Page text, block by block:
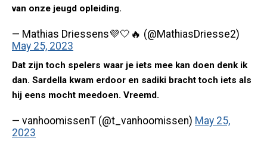
van onze jeugd opleiding.
— Mathias Driessens💜🤍🔥 (@MathiasDriesse2)
May 25, 2023
Dat zijn toch spelers waar je iets mee kan doen denk ik
dan. Sardella kwam erdoor en sadiki bracht toch iets als
hij eens mocht meedoen. Vreemd.
— vanhoomissenT (@t_vanhoomissen) May 25,
2023